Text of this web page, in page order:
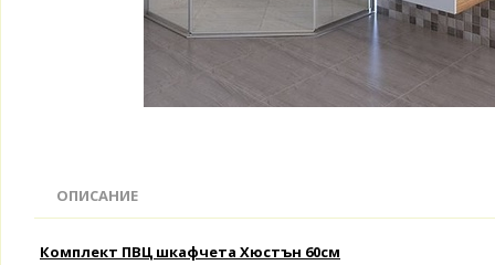
ОПИСАНИЕ
Комплект ПВЦ шкафчета Хюстън 60см